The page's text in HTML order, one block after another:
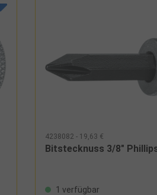
4238082 - 19,63 €
Bitstecknuss 3/8"
1 verfügbar